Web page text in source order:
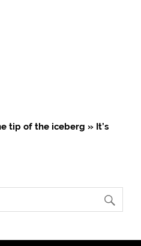
tip of the iceberg » It’s